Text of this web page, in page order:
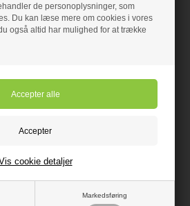
de personoplysninger, som
Du kan læse mere om cookies i vores
du også altid har mulighed for at trække
Markedsføring
cookie detaljer